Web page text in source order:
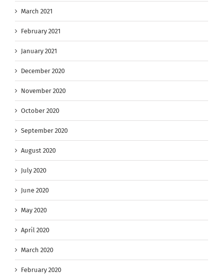
March 2021
February 2021
January 2021
December 2020
November 2020
October 2020
September 2020
August 2020
July 2020
June 2020
May 2020
April 2020
March 2020
February 2020